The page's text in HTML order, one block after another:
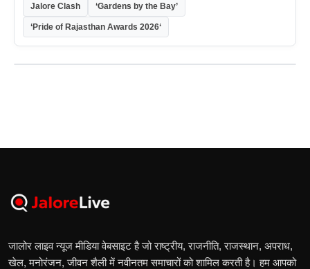
Jalore Clash ‘Gardens by the Bay’
‘Pride of Rajasthan Awards 2026‘
जालोर लाइव न्यूज मीडिया वेबसाइट है जो राष्ट्रीय, राजनीति, राजस्थान, अपराध,
खेल, मनोरंजन, जीवन शैली में नवीनतम समाचारों को शामिल करती है। हम आपको